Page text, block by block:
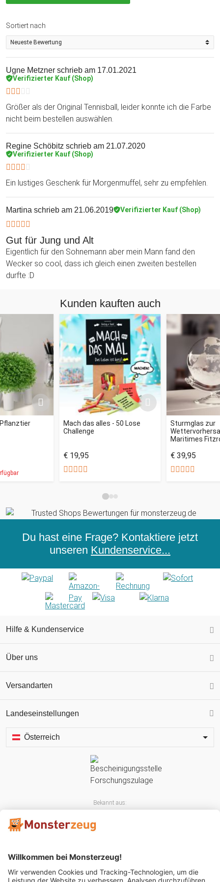
Sortiert nach
Ugne Metzner schrieb am 17.01.2021
Verifizierter Kauf (Shop)
Größer als der Original Tennisball, leider konnte ich die Farbe
nicht beim bestellen auswählen.
Regine Schöbitz schrieb am 21.07.2020
Verifizierter Kauf (Shop)
Ein lustiges Geschenk für Morgenmuffel, sehr zu empfehlen.
Martina schrieb am 21.06.2019 Verifizierter Kauf (Shop)
Gut für Jung und Alt
Eigentlich für den Sohnemann aber mein Mann fand den
Wecker so cool, dass ich gleich einen zweiten bestellen
durfte :D
Kunden kauften auch
Mach das alles - 50 Lose
Challenge
€ 19,95
Sturmglas zur
Maritimes
€ 39,95
Du hast eine Frage? Kontaktiere jetzt
unseren Kundenservice...
Hilfe & Kundenservice
Über uns
Versandarten
Landeseinstellungen
Österreich
Bekannt aus: